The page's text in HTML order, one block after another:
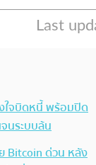
ใจบิดหนี้ พร้อมปิด
นระบบล้น
Bitcoin ด่วน หลัง